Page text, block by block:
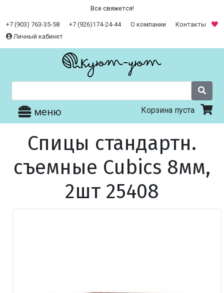
Все свяжется!
+7 (903) 763-35-58 +7 (926)174-24-44 О компании
Контакты
Личный кабинет
меню Корзина пуста
Спицы стандартн.
съемные Cubics 8мм,
2шт 25408